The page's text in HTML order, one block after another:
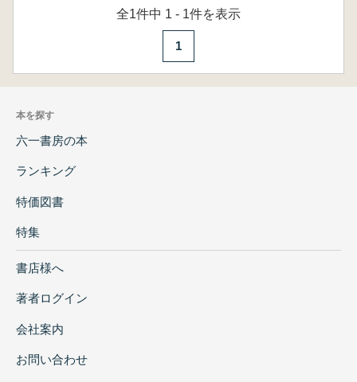
全1件中 1 - 1件を表示
1
本を探す
六一書房の本
ランキング
特価図書
特集
書店様へ
著者ログイン
会社案内
お問い合わせ